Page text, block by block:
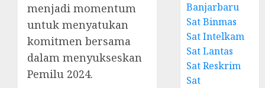
menjadi momentum
untuk menyatukan
komitmen bersama
dalam menyukseskan
Pemilu 2024.
Banjarbaru
Sat Binmas
Sat Intelkam
Sat Lantas
Sat Reskrim
Sat